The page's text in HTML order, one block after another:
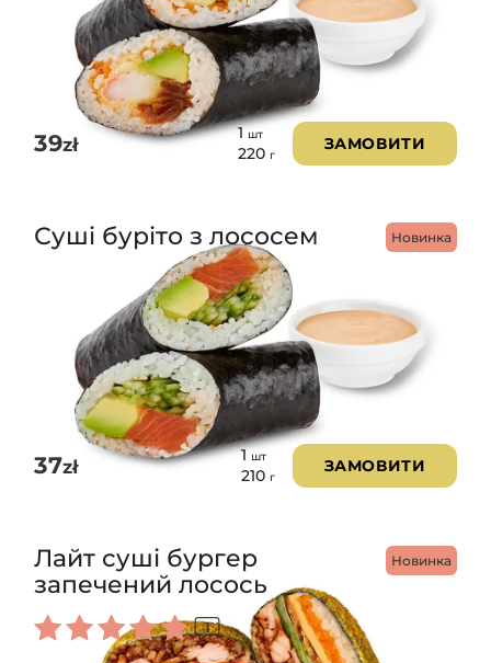
39zł
1шт
220 г
ЗАМОВИТИ
Новинка
Суші буріто з лососем
37zł
1шт
210 г
ЗАМОВИТИ
Новинка
Лайт суші бургер
запечений лосось
1